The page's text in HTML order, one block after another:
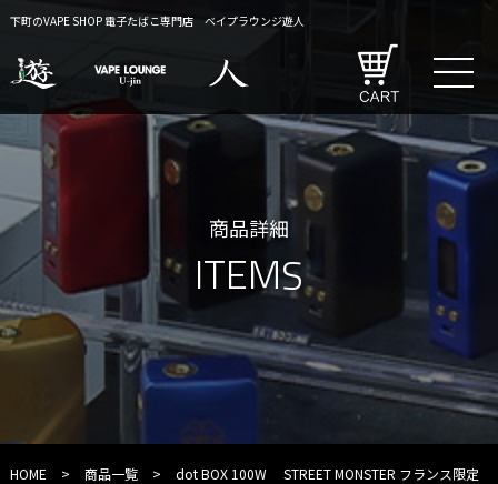
下町のVAPE SHOP 電子たばこ専門店 ベイプラウンジ遊人
商品詳細
ITEMS
HOME > 商品一覧 >
dot BOX 100W STREET MONSTER フランス限定